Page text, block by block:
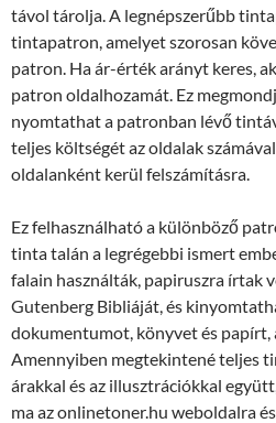
távol tárolja. A legnépszerűbb
tintapatron, amelyet szorosan
patron. Ha ár-érték arányt keres,
patron oldalhozamát. Ez
nyomtathat a patronban lévő
teljes költségét az oldalak
oldalanként kerül felszámításra.
Ez felhasználható a különböző
tinta talán a legrégebbi ismert
falain használták, papiruszra írtak
Gutenberg Bibliáját, és
dokumentumot, könyvet és papírt,
Amennyiben megtekintené teljes
árakkal és az illusztrációkkal
ma az onlinetoner.hu weboldalra